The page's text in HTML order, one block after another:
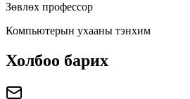
Зөвлөх профессор
Компьютерын ухааны тэнхим
Холбоо барих